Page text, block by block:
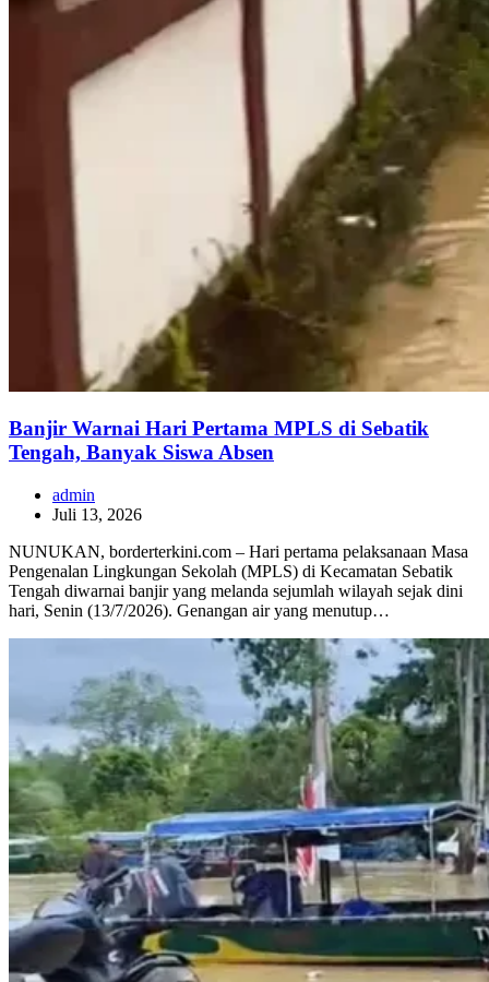
Banjir Warnai Hari Pertama MPLS di Sebatik
Tengah, Banyak Siswa Absen
admin
Juli 13, 2026
NUNUKAN, borderterkini.com – Hari pertama pelaksanaan Masa
Pengenalan Lingkungan Sekolah (MPLS) di Kecamatan Sebatik
Tengah diwarnai banjir yang melanda sejumlah wilayah sejak dini
hari, Senin (13/7/2026). Genangan air yang menutup…